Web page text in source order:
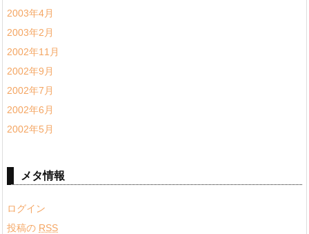
2003年4月
2003年2月
2002年11月
2002年9月
2002年7月
2002年6月
2002年5月
メタ情報
ログイン
投稿の RSS